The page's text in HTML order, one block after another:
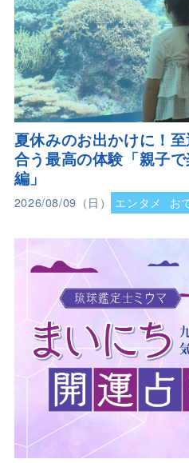
夏休みのお出かけに！
合う最高の体験「親子
編」
2026/08/09（日） エンタメ お